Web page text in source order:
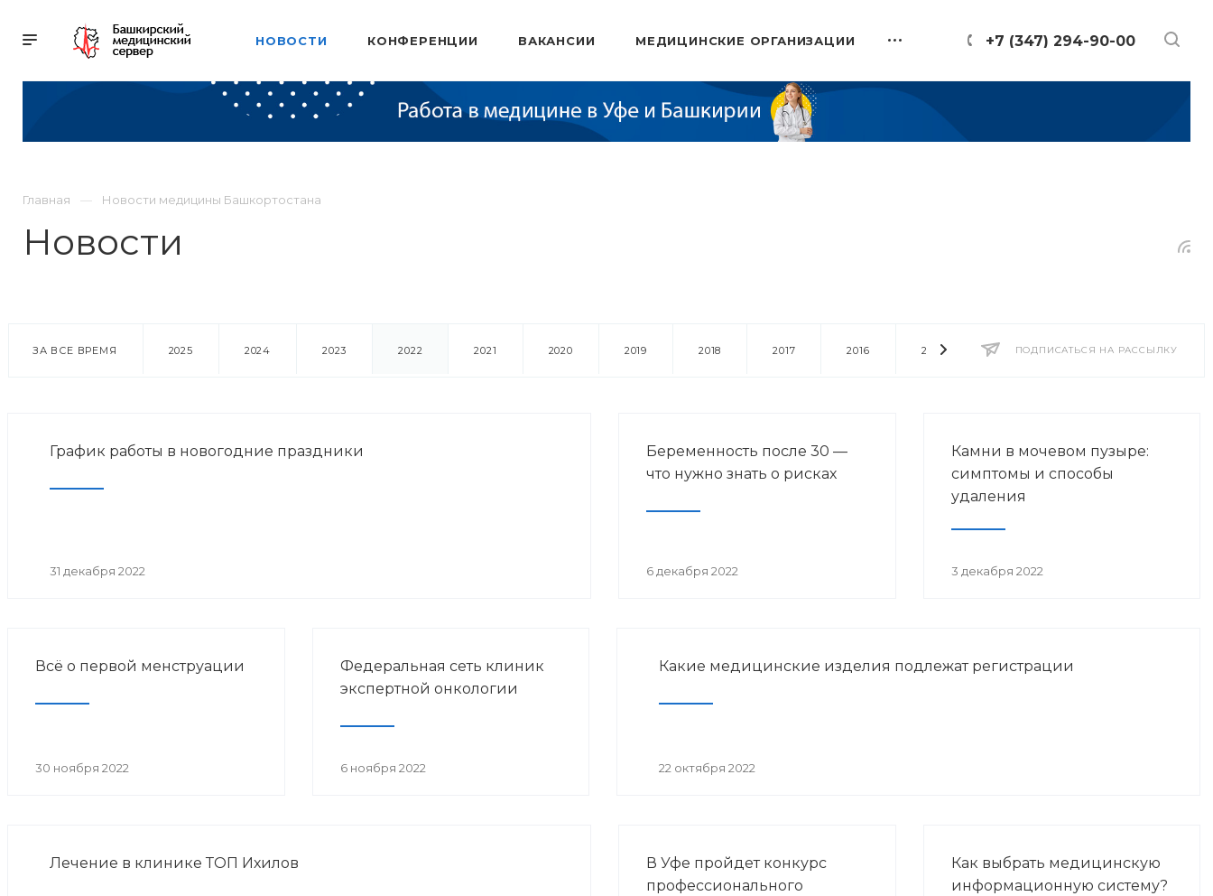
+7 (347) 294-90-00
НОВОСТИ КОНФЕРЕНЦИИ ВАКАНСИИ МЕДИЦИНСКИЕ ОРГАНИЗАЦИИ
Главная Новости медицины Башкортостана
Новости
ПОДПИСАТЬСЯ НА РАССЫЛКУ
ЗА ВСЕ ВРЕМЯ 2025 2024 2023 2022 2021 2020 2019 2018 2017 2016 2014 2013 2012 2011
График работы в новогодние праздники
31 декабря 2022
Беременность после 30 —
что нужно знать о рисках
6 декабря 2022
Камни в мочевом пузыре:
симптомы и способы
удаления
3 декабря 2022
Всё о первой менструации
30 ноября 2022
Федеральная сеть клиник
экспертной онкологии
6 ноября 2022
Какие медицинские изделия подлежат регистрации
22 октября 2022
Лечение в клинике ТОП Ихилов
В Уфе пройдет конкурс
профессионального
Как выбрать медицинскую
информационную систему?